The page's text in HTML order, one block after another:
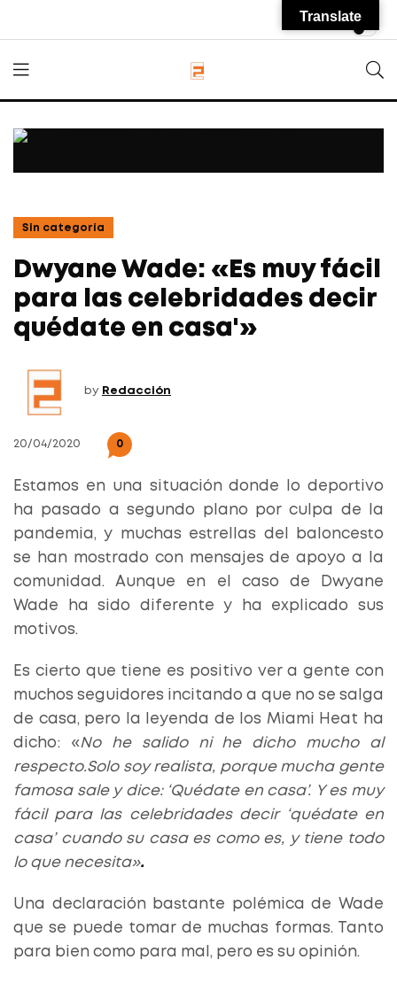
Sin categoría
Dwyane Wade: «Es muy fácil
para las celebridades decir
quédate en casa'»
by Redacción
20/04/2020 0
Estamos en una situación donde lo deportivo
ha pasado a segundo plano por culpa de la
pandemia, y muchas estrellas del baloncesto
se han mostrado con mensajes de apoyo a la
comunidad. Aunque en el caso de Dwyane
Wade ha sido diferente y ha explicado sus
motivos.
Es cierto que tiene es positivo ver a gente con
muchos seguidores incitando a que no se salga
de casa, pero la leyenda de los Miami Heat ha
dicho: «No he salido ni he dicho mucho al
respecto.Solo soy realista, porque mucha gente
famosa sale y dice: ‘Quédate en casa’. Y es muy
fácil para las celebridades decir ‘quédate en
casa’ cuando su casa es como es, y tiene todo
lo que necesita».
Una declaración bastante polémica de Wade
que se puede tomar de muchas formas. Tanto
para bien como para mal, pero es su opinión.
Translate